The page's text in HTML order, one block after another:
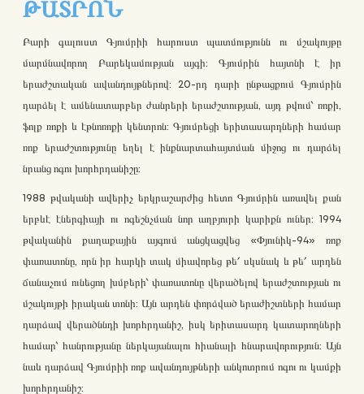
Բարի գալուստ Գյումրիի հարուստ պատմությունն ու մշակույթը
մարմնավորող Բարեկամության այգի: Գյումրին հայտնի է իր
երաժշտական ավանդույթներով: 20-րդ դարի ընթացքում Գյումրին
դարձել է ամենատարբեր ժանրերի երաժշտության, այդ թվում՝ ռոքի,
ֆոլք ռոքի և էթնոռոքի կենտրոն: Գյումրեցի երիտասարդների համար
ռոք երաժշտությունը եղել է ինքնարտահայտման միջոց ու դարձել
նրանց ոգու խորհրդանիշը:
1988 թվականի ավերիչ երկրաշարժից հետո Գյումրին առավել քան
երբևէ էներգիայի ու ոգեշնչման նոր աղբյուրի կարիքն ուներ: 1994
թվականին քաղաքային այգում անցկացվեց «Փյունիկ-94» ռոք
փառատոնը, որն իր հարկի տակ միավորեց թե՛ սկսնակ և թե՛ արդեն
ճանաչում ունեցող խմբերի՝ փառատոնը վերածելով երաժշտության ու
մշակույթի իրական տոնի: Այն արդեն փորձված երաժիշտների համար
դարձավ վերածննդի խորհրդանիշ, իսկ երիտասարդ կատարողների
համար՝ հանրությանը ներկայանալու հիանալի հնարավորություն: Այն
նաև դարձավ Գյումրիի ռոք ավանդույթների անկոտրում ոգու ու կամքի
խորհրդանիշ:
ԹԱՏՐՈՆ